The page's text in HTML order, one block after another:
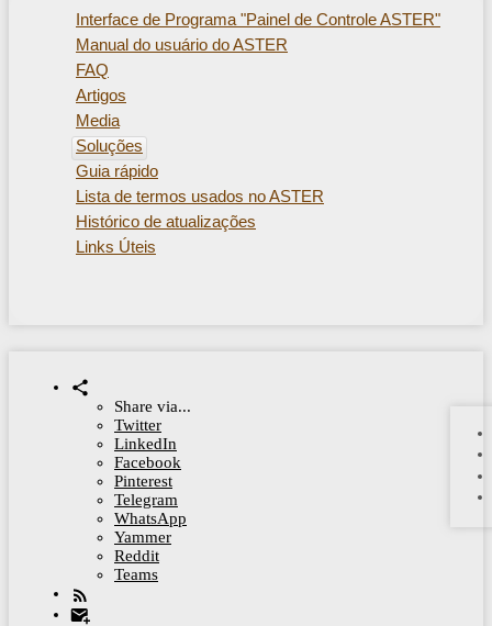
Interface de Programa "Painel de Controle ASTER"
Manual do usuário do ASTER
FAQ
Artigos
Media
Soluções
Guia rápido
Lista de termos usados ​​no ASTER
Histórico de atualizações
Links Úteis
Share via...
Twitter
LinkedIn
Facebook
Pinterest
Telegram
WhatsApp
Yammer
Reddit
Teams